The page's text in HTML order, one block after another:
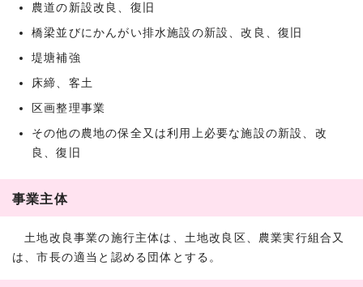
農道の新設改良、復旧
橋梁並びにかんがい排水施設の新設、改良、復旧
堤塘補強
床締、客土
区画整理事業
その他の農地の保全又は利用上必要な施設の新設、改
良、復旧
事業主体
土地改良事業の施行主体は、土地改良区、農業実行組合又
は、市長の適当と認める団体とする。